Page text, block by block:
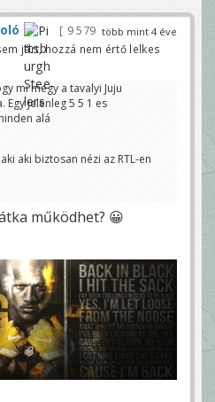
több mint 4 éve
9 579
járt, hozzá nem értő lelkes
mi megy a tavalyi Juju
Egy jelenleg 5 5 1 es
alá
aki biztosan nézi az RTL-en
működhet? 😀